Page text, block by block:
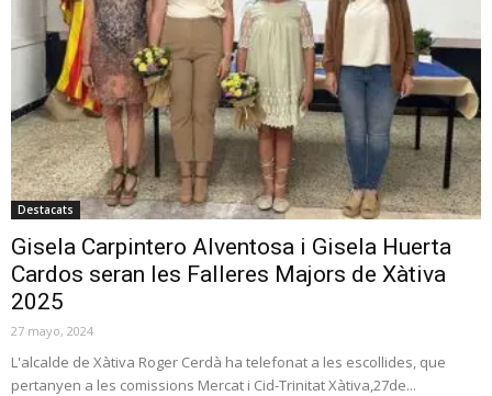
Destacats
Gisela Carpintero Alventosa i Gisela Huerta
Cardos seran les Falleres Majors de Xàtiva
2025
27 mayo, 2024
L'alcalde de Xàtiva Roger Cerdà ha telefonat a les escollides, que
pertanyen a les comissions Mercat i Cid-Trinitat Xàtiva,27de...